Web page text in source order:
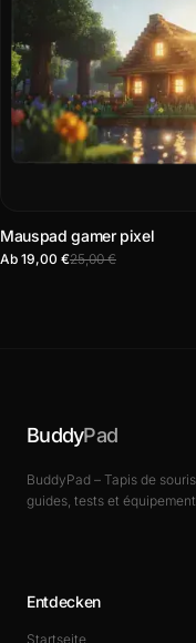
Mauspad gamer pixel
Ab 19,00 €25,00 €
BuddyPad
BuddyPad – Tapis de
guides, tests et
Entdecken
Startseite